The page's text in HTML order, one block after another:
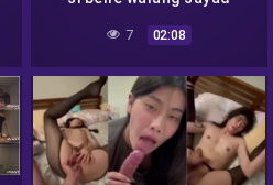
7 02:08